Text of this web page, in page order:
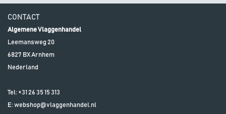
CONTACT
Algemene Vlaggenhandel
Leemansweg 20
6827 BXArnhem
Nederland
Tel: +31 26 35 15 313
E:webshop@vlaggenhandel.nl